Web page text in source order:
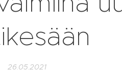
26.05.2021